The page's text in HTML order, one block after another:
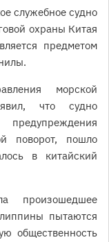
служебное судно
охраны Китая
предметом
морской
что судно
поворот, пошло
в китайский
произошедшее
пытаются
общественность